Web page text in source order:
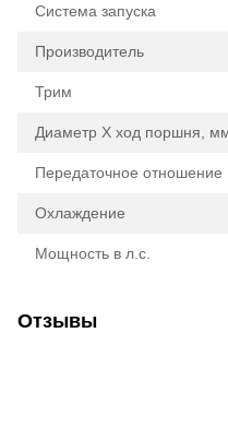
Система запуска
Производитель
Трим
Диаметр Х ход поршня,
Передаточное отношение
Охлаждение
Мощность в л.с.
Отзывы